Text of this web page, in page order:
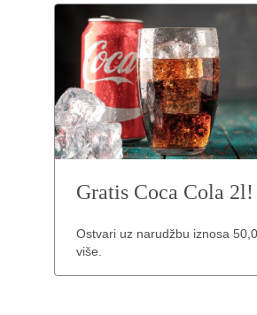
Gratis Coca Cola 2l!
Ostvari uz narudžbu iznosa
više.